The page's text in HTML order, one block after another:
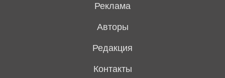
Реклама
Авторы
Редакция
Контакты